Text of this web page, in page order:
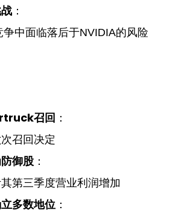
：
中面临落后于NVIDIA的风险
召回 ：
召回决定
御股 ：
第三季度营业利润增加
多数地位 ：